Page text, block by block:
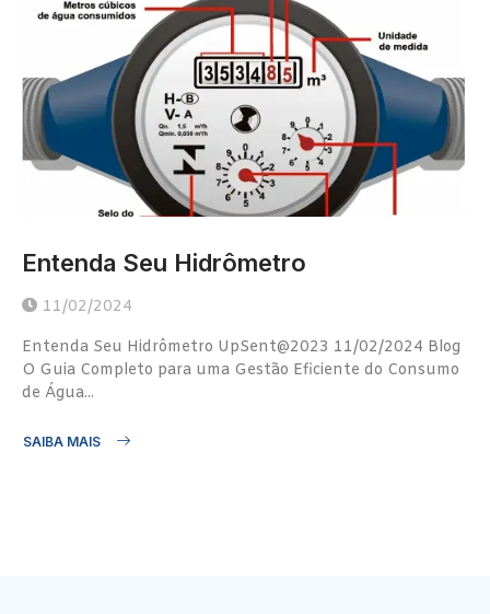
Entenda Seu Hidrômetro
11/02/2024
Entenda Seu Hidrômetro UpSent@2023 11/02/2024 Blog
O Guia Completo para uma Gestão Eficiente do Consumo
de Água...
SAIBA MAIS